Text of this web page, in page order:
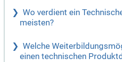
Wo verdient ein
meisten?
Welche
einen technischen